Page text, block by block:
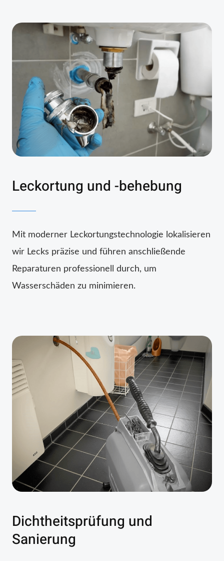
Leckortung und -behebung
Mit moderner Leckortungstechnologie lokalisieren
wir Lecks präzise und führen anschließende
Reparaturen professionell durch, um
Wasserschäden zu minimieren.
Dichtheitsprüfung und
Sanierung